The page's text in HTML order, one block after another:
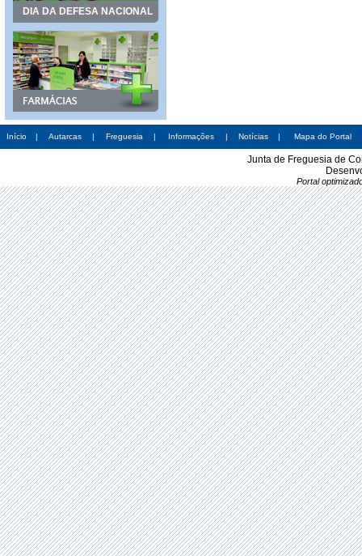
DIA DA DEFESA NACIONAL
Início | Autarcas | Freguesia | Informações | Notícias | Mapa do Portal
Junta de Freguesia de
Portal